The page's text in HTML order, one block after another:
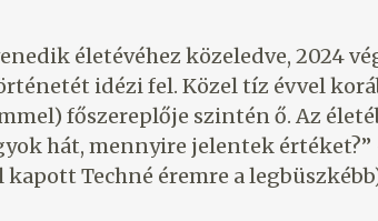
életévéhez közeledve, 2024
idézi fel. Közel tíz évvel
főszereplője szintén ő. Az
hát, mennyire jelentek
Techné éremre a